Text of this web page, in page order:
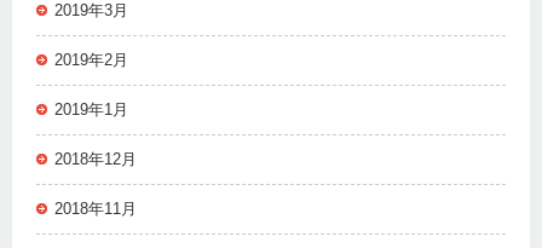
2019年3月
2019年2月
2019年1月
2018年12月
2018年11月